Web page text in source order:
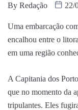
By Redação 22/
Uma embarcação
encalhou entre o
em uma região
A Capitania dos
que no momento da
tripulantes. Eles